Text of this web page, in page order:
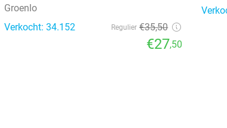
Groenlo
Verkocht: 34.152
Regulier €35,50
€27,50